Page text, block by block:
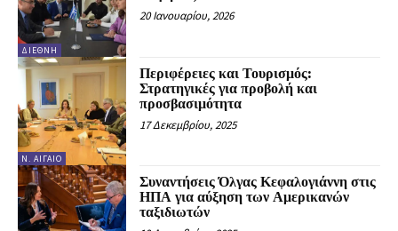
ΔΙΕΘΝΉ
20 Ιανουαρίου, 2026
Ν. ΑΙΓΑΊΟ
Περιφέρειες και Τουρισμός:
Στρατηγικές για προβολή και
προσβασιμότητα
17 Δεκεμβρίου, 2025
Συναντήσεις Όλγας Κεφαλογιάννη στις
ΗΠΑ για αύξηση των Αμερικανών
ταξιδιωτών